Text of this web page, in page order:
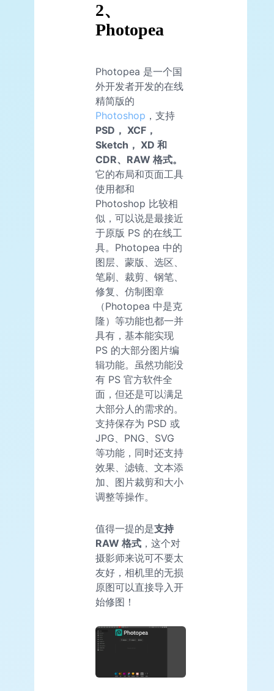
2、
Photopea
Photopea 是一个国
外开发者开发的在线
精简版的
Photoshop ，支持
PSD， XCF，
Sketch， XD 和
CDR、RAW 格式。
它的布局和页面工具
使用都和
Photoshop 比较相
似，可以说是最接近
于原版 PS 的在线工
具。Photopea 中的
图层、蒙版、选区、
笔刷、裁剪、钢笔、
修复、仿制图章
（Photopea 中是克
隆）等功能也都一并
具有，基本能实现
PS 的大部分图片编
辑功能。虽然功能没
有 PS 官方软件全
面，但还是可以满足
大部分人的需求的。
支持保存为 PSD 或
JPG、PNG、SVG
等功能，同时还支持
效果、滤镜、文本添
加、图片裁剪和大小
调整等操作。
值得一提的是支持
RAW 格式 ，这个对
摄影师来说可不要太
友好，相机里的无损
原图可以直接导入开
始修图！